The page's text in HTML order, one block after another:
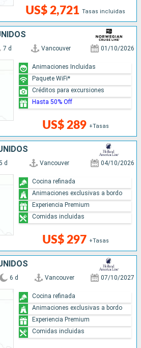
US$ 2,721 Tasas incluidas
7 d Vancouver 01/10/2026
US$ 289 +Tasas
Animaciones Incluidas
Paquete WiFi*
Créditos para excursiones
Hasta 50% Off
d Vancouver 04/10/2026
US$ 297 +Tasas
Cocina refinada
Animaciones exclusivas a bordo
Experiencia Premium
Comidas incluidas
6 d Vancouver 07/10/2027
Cocina refinada
Animaciones exclusivas a bordo
Experiencia Premium
Comidas incluidas